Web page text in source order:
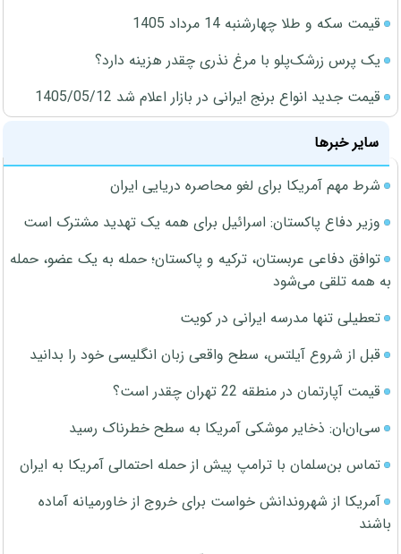
قیمت سکه و طلا چهارشنبه 14 مرداد 1405
یک پرس زرشک‌پلو با مرغ نذری چقدر هزینه دارد؟
قیمت جدید انواع برنج ایرانی در بازار اعلام شد 1405/05/12
سایر خبرها
شرط مهم آمریکا برای لغو محاصره دریایی ایران
وزیر دفاع پاکستان: اسرائیل برای همه یک تهدید مشترک است
توافق دفاعی عربستان، ترکیه و پاکستان؛ حمله به یک عضو، حمله
به همه تلقی می‌شود
تعطیلی تنها مدرسه ایرانی در کویت
قبل از شروع آیلتس، سطح واقعی زبان انگلیسی خود را بدانید
قیمت آپارتمان در منطقه 22 تهران چقدر است؟
سی‌ان‌ان: ذخایر موشکی آمریکا به سطح خطرناک رسید
تماس بن‌سلمان با ترامپ پیش از حمله احتمالی آمریکا به ایران
آمریکا از شهروندانش خواست برای خروج از خاورمیانه آماده
باشند